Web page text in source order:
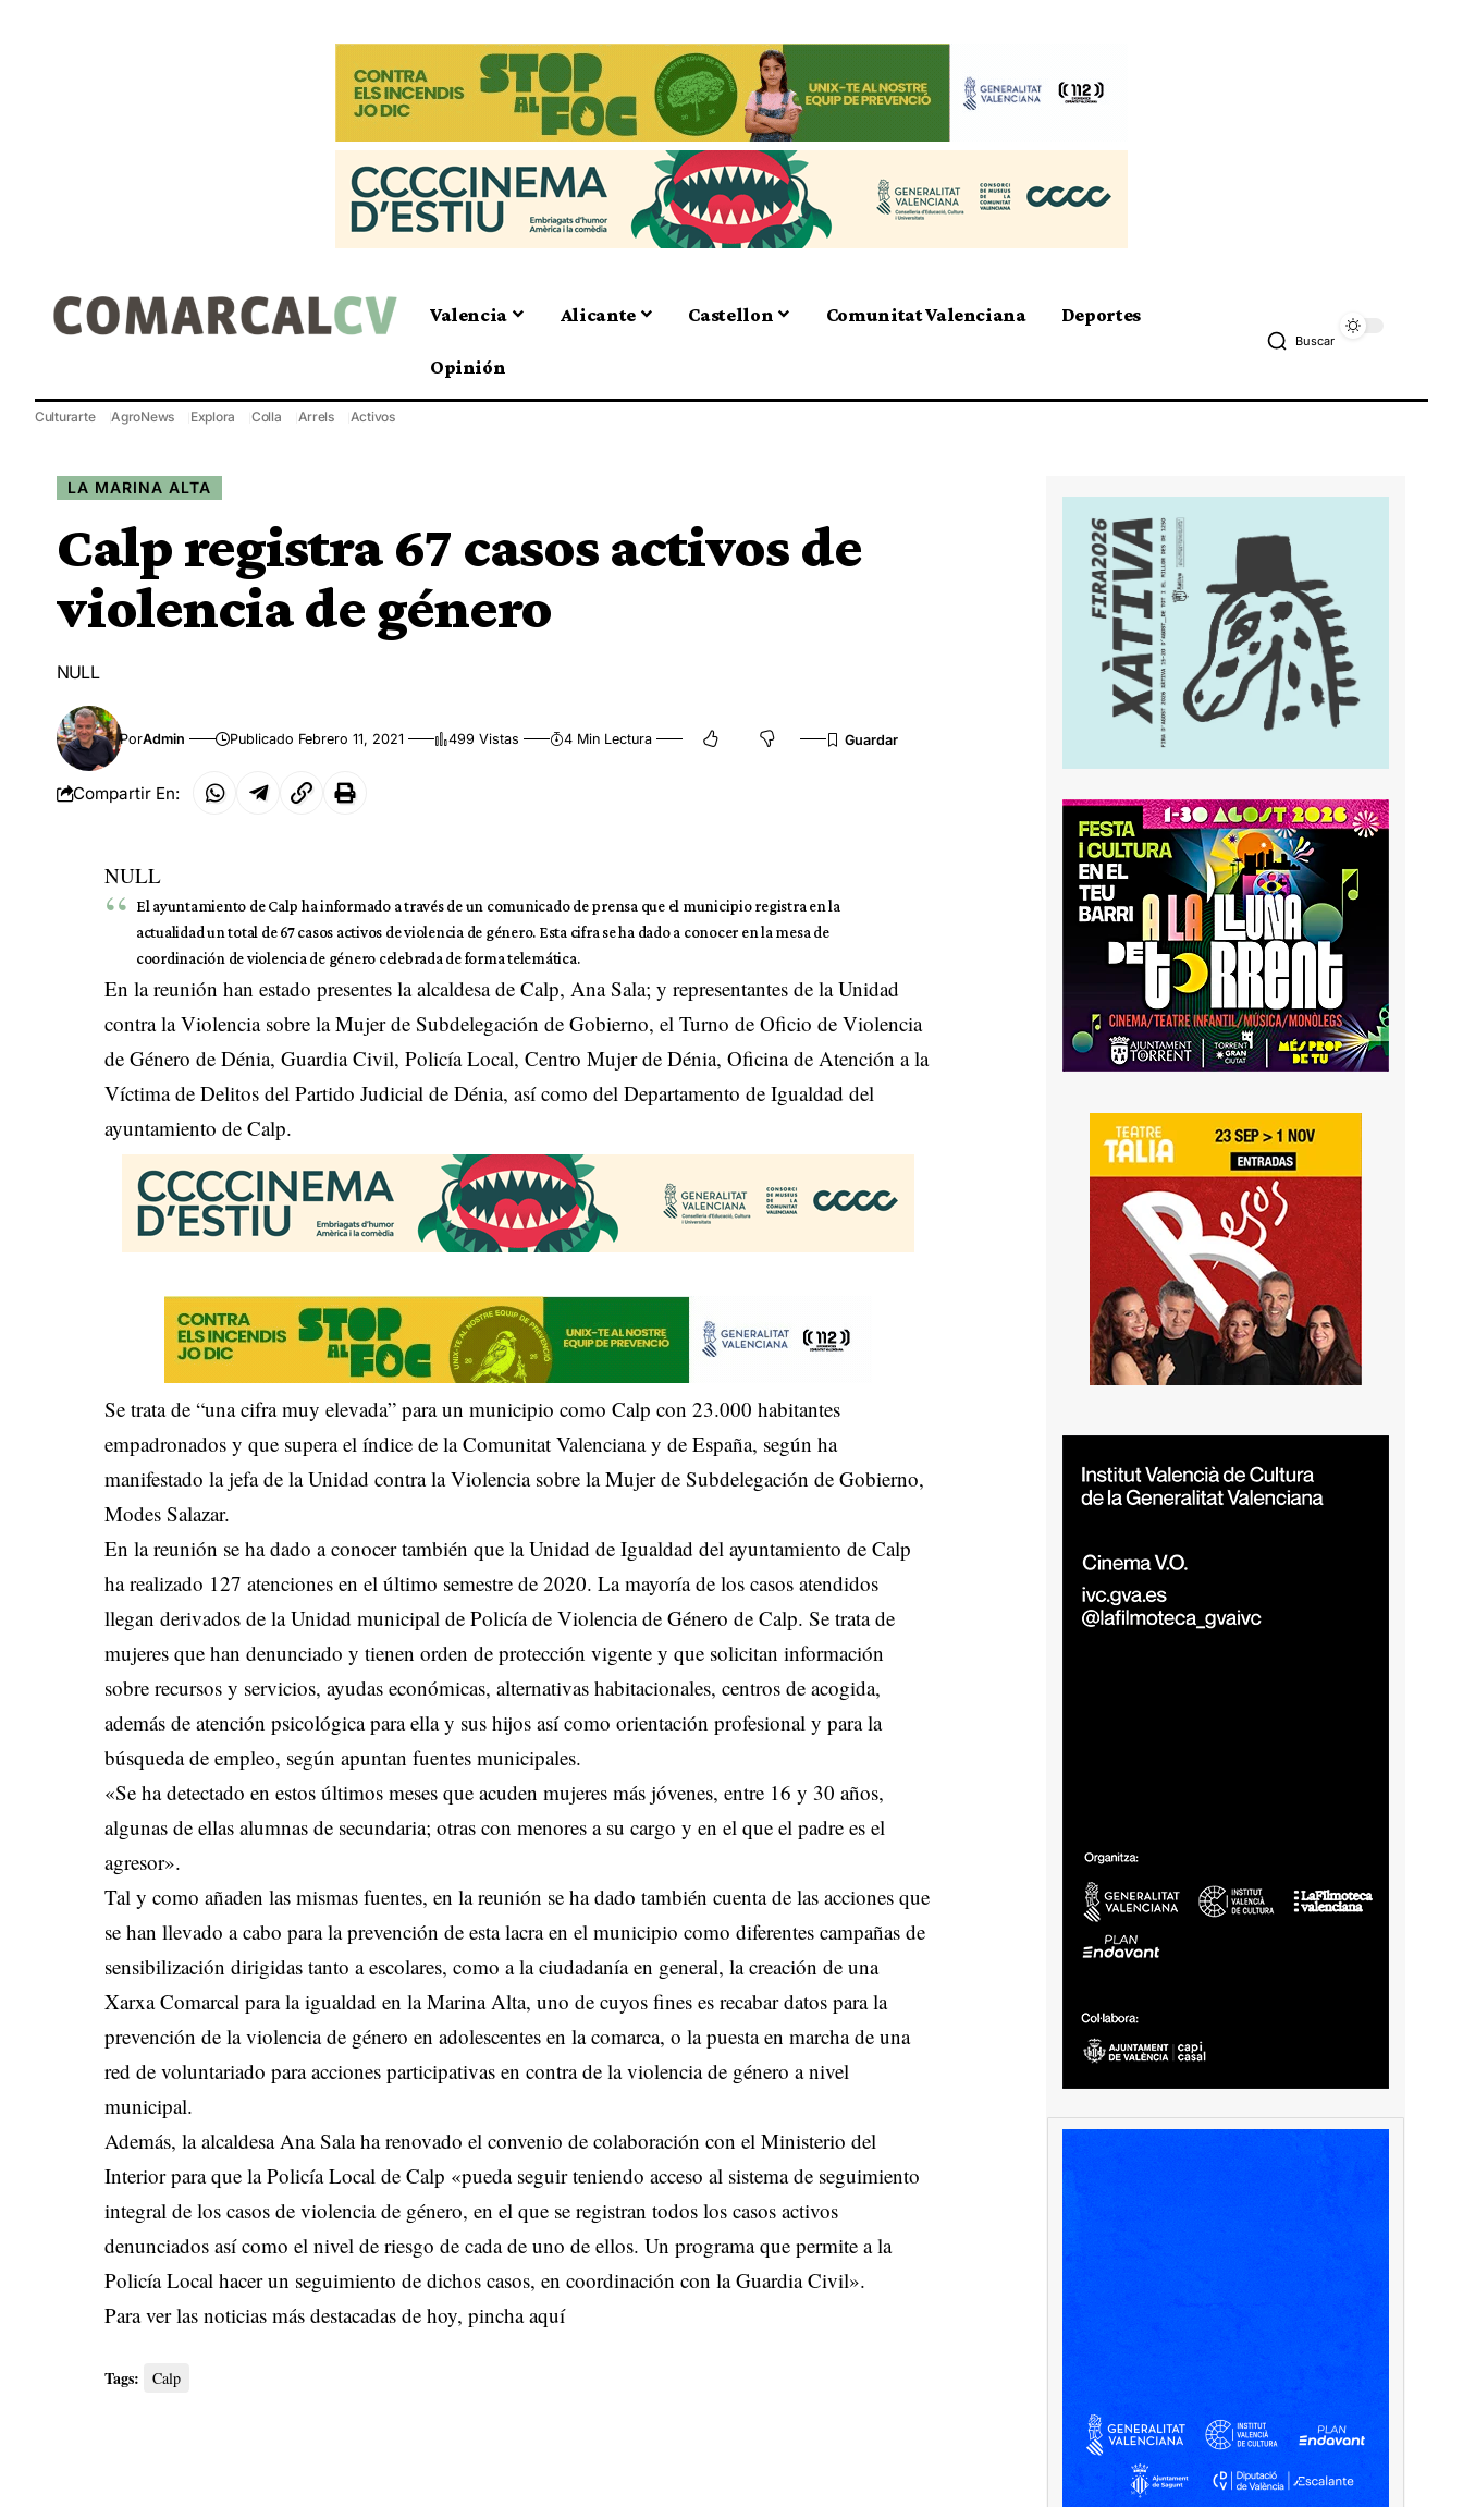
Valencia Alicante Castellon Comunitat Valenciana Deportes
Opinión
Buscar
Culturarte AgroNews Explora Colla Arrels Activos
LA MARINA ALTA
Calp registra 67 casos activos de
violencia de género
NULL
PorAdmin Publicado Febrero 11, 2021 499 Vistas 4 Min Lectura
Compartir En:
NULL
El ayuntamiento de Calp ha informado a través de un comunicado de prensa que el municipio registra en la
actualidad un total de 67 casos activos de violencia de género. Esta cifra se ha dado a conocer en la mesa de
coordinación de violencia de género celebrada de forma telemática.
En la reunión han estado presentes la alcaldesa de Calp, Ana Sala; y representantes de la Unidad
contra la Violencia sobre la Mujer de Subdelegación de Gobierno, el Turno de Oficio de Violencia
de Género de Dénia, Guardia Civil, Policía Local, Centro Mujer de Dénia, Oficina de Atención a la
Víctima de Delitos del Partido Judicial de Dénia, así como del Departamento de Igualdad del
ayuntamiento de Calp.
Se trata de “una cifra muy elevada” para un municipio como Calp con 23.000 habitantes
empadronados y que supera el índice de la Comunitat Valenciana y de España, según ha
manifestado la jefa de la Unidad contra la Violencia sobre la Mujer de Subdelegación de Gobierno,
Modes Salazar.
En la reunión se ha dado a conocer también que la Unidad de Igualdad del ayuntamiento de Calp
ha realizado 127 atenciones en el último semestre de 2020. La mayoría de los casos atendidos
llegan derivados de la Unidad municipal de Policía de Violencia de Género de Calp. Se trata de
mujeres que han denunciado y tienen orden de protección vigente y que solicitan información
sobre recursos y servicios, ayudas económicas, alternativas habitacionales, centros de acogida,
además de atención psicológica para ella y sus hijos así como orientación profesional y para la
búsqueda de empleo, según apuntan fuentes municipales.
«Se ha detectado en estos últimos meses que acuden mujeres más jóvenes, entre 16 y 30 años,
algunas de ellas alumnas de secundaria; otras con menores a su cargo y en el que el padre es el
agresor».
Tal y como añaden las mismas fuentes, en la reunión se ha dado también cuenta de las acciones que
se han llevado a cabo para la prevención de esta lacra en el municipio como diferentes campañas de
sensibilización dirigidas tanto a escolares, como a la ciudadanía en general, la creación de una
Xarxa Comarcal para la igualdad en la Marina Alta, uno de cuyos fines es recabar datos para la
prevención de la violencia de género en adolescentes en la comarca, o la puesta en marcha de una
red de voluntariado para acciones participativas en contra de la violencia de género a nivel
municipal.
Además, la alcaldesa Ana Sala ha renovado el convenio de colaboración con el Ministerio del
Interior para que la Policía Local de Calp «pueda seguir teniendo acceso al sistema de seguimiento
integral de los casos de violencia de género, en el que se registran todos los casos activos
denunciados así como el nivel de riesgo de cada de uno de ellos. Un programa que permite a la
Policía Local hacer un seguimiento de dichos casos, en coordinación con la Guardia Civil».
Para ver las noticias más destacadas de hoy,pincha aquí
Tags: Calp